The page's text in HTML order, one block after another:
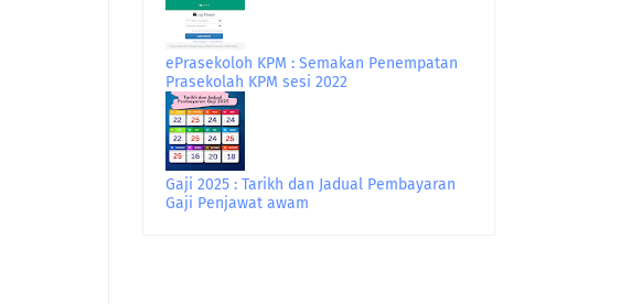
ePrasekoloh KPM : Semakan Penempatan
Prasekolah KPM sesi 2022
Gaji 2025 : Tarikh dan Jadual Pembayaran
Gaji Penjawat awam